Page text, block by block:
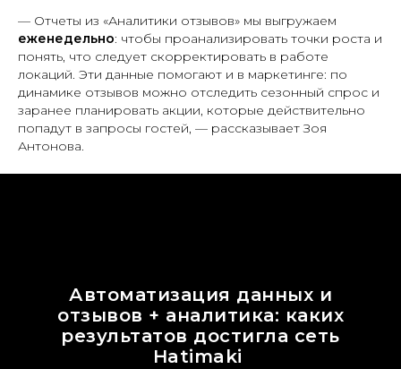
— Отчеты из «Аналитики отзывов» мы выгружаем
еженедельно: чтобы проанализировать точки роста и
понять, что следует скорректировать в работе
локаций. Эти данные помогают и в маркетинге: по
динамике отзывов можно отследить сезонный спрос и
заранее планировать акции, которые действительно
попадут в запросы гостей, — рассказывает Зоя
Антонова.
Автоматизация данных и
отзывов + аналитика: каких
результатов достигла сеть
Hatimaki